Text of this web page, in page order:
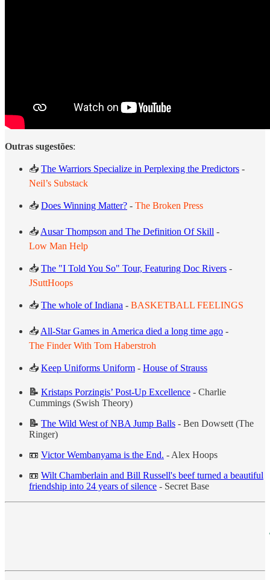
Outras sugestões:
📥 The Warriors Specialize in Perplexing the Predictors -
Neil’s Substack
📥 Does Winning Matter? - The Broken Press
📥 Ausar Thompson and The Definition Of Skill -
Low Man Help
📥 The "I Told You So" Tour, Featuring Doc Rivers -
JSuttHoops
📥 The whole of Indiana - BASKETBALL FEELINGS
📥 All-Star Games in America died a long time ago -
The Finder With Tom Haberstroh
📥 Keep Uniforms Uniform - House of Strauss
📝 Kristaps Porzingis’ Post-Up Excellence - Charlie
Cummings (Swish Theory)
📝 The Wild West of NBA Jump Balls - Ben Dowsett (The
Ringer)
📼 Victor Wembanyama is the End. - Alex Hoops
📼 Wilt Chamberlain and Bill Russell's beef turned a beautiful
friendship into 24 years of silence - Secret Base